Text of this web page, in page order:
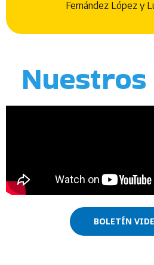
Fernández López y
BOLETÍN